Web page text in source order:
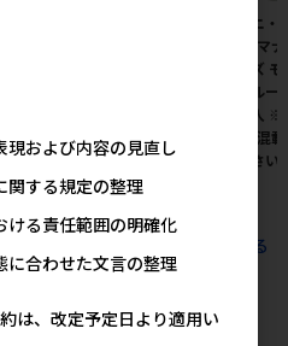
［ユニ
入)］マ
サイズ
トブル
ト購入
数量(混
意下さ
すべてのおすすめ商品を見る
現および内容の見直し
関する規定の整理
ける責任範囲の明確化
に合わせた文言の整理
は、改定予定日より適用い